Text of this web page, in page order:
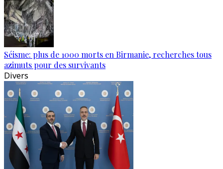
Séisme: plus de 1000 morts en Birmanie, recherches tous
azimuts pour des survivants
Divers